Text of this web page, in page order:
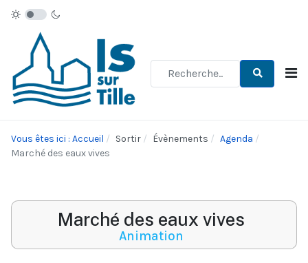
Vous êtes ici : Accueil Sortir Évènements
Agenda
Marché des eaux vives
Marché des eaux vives
Animation